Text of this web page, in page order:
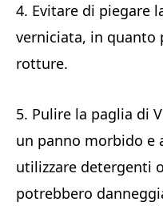
4. Evitare di piegare
verniciata, in quanto
rotture.
5. Pulire la paglia di
un panno morbido e
utilizzare detergenti
potrebbero